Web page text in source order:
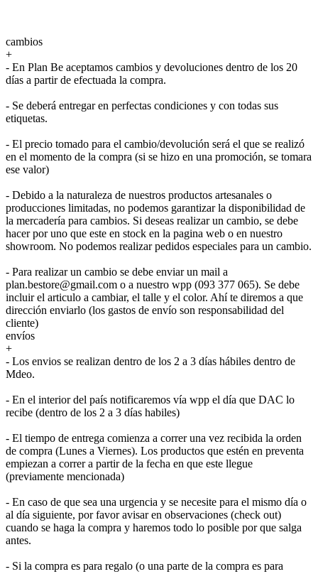
cambios
+
- En Plan Be aceptamos cambios y devoluciones dentro de los 20
días a partir de efectuada la compra.
- Se deberá entregar en perfectas condiciones y con todas sus
etiquetas.
- El precio tomado para el cambio/devolución será el que se realizó
en el momento de la compra (si se hizo en una promoción, se tomara
ese valor)
- Debido a la naturaleza de nuestros productos artesanales o
producciones limitadas, no podemos garantizar la disponibilidad de
la mercadería para cambios. Si deseas realizar un cambio, se debe
hacer por uno que este en stock en la pagina web o en nuestro
showroom. No podemos realizar pedidos especiales para un cambio.
- Para realizar un cambio se debe enviar un mail a
plan.bestore@gmail.com o a nuestro wpp (093 377 065). Se debe
incluir el articulo a cambiar, el talle y el color. Ahí te diremos a que
dirección enviarlo (los gastos de envío son responsabilidad del
cliente)
envíos
+
- Los envios se realizan dentro de los 2 a 3 días hábiles dentro de
Mdeo.
- En el interior del país notificaremos vía wpp el día que DAC lo
recibe (dentro de los 2 a 3 días habiles)
- El tiempo de entrega comienza a correr una vez recibida la orden
de compra (Lunes a Viernes). Los productos que estén en preventa
empiezan a correr a partir de la fecha en que este llegue
(previamente mencionada)
- En caso de que sea una urgencia y se necesite para el mismo día o
al día siguiente, por favor avisar en observaciones (check out)
cuando se haga la compra y haremos todo lo posible por que salga
antes.
- Si la compra es para regalo (o una parte de la compra es para